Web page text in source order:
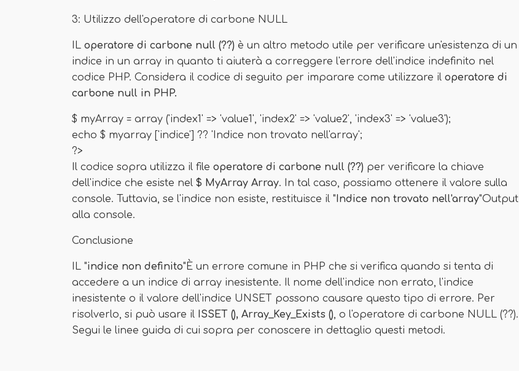
3: Utilizzo dell'operatore di carbone NULL
IL operatore di carbone null (??) è un altro metodo utile per verificare un'esistenza di un
indice in un array in quanto ti aiuterà a correggere l'errore dell'indice indefinito nel
codice PHP. Considera il codice di seguito per imparare come utilizzare il operatore di
carbone null in PHP.
$ myArray = array ('index1' => 'value1', 'index2' => 'value2', 'index3' => 'value3');
echo $ myarray ['indice'] ?? 'Indice non trovato nell'array';
?>
Il codice sopra utilizza il file operatore di carbone null (??) per verificare la chiave
dell'indice che esiste nel $ MyArray Array. In tal caso, possiamo ottenere il valore sulla
console. Tuttavia, se l'indice non esiste, restituisce il "Indice non trovato nell'array"Output
alla console.
Conclusione
IL "indice non definito"È un errore comune in PHP che si verifica quando si tenta di
accedere a un indice di array inesistente. Il nome dell'indice non errato, l'indice
inesistente o il valore dell'indice UNSET possono causare questo tipo di errore. Per
risolverlo, si può usare il ISSET (), Array_Key_Exists (), o l'operatore di carbone NULL (??).
Segui le linee guida di cui sopra per conoscere in dettaglio questi metodi.